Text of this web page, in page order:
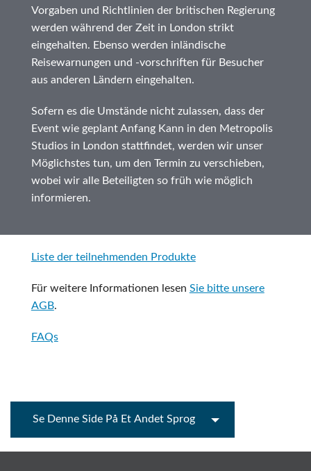
Vorgaben und Richtlinien der britischen Regierung
werden während der Zeit in London strikt
eingehalten. Ebenso werden inländische
Reisewarnungen und -vorschriften für Besucher
aus anderen Ländern eingehalten.
Sofern es die Umstände nicht zulassen, dass der
Event wie geplant Anfang Kann in den Metropolis
Studios in London stattfindet, werden wir unser
Möglichstes tun, um den Termin zu verschieben,
wobei wir alle Beteiligten so früh wie möglich
informieren.
Liste der teilnehmenden Produkte
Für weitere Informationen lesen Sie bitte unsere
AGB.
FAQs
Se Denne Side På Et Andet Sprog